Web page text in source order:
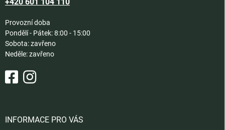
+420 601 104 110
Provozní doba
Pondělí - Pátek: 8:00 - 15:00
Sobota: zavřeno
Neděle: zavřeno
INFORMACE PRO VÁS